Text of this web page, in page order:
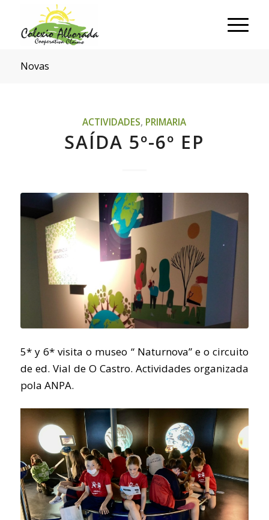
Novas
ACTIVIDADES, PRIMARIA
SAÍDA 5º-6º EP
5* y 6* visita o museo “ Naturnova” e o circuito
de ed. Vial de O Castro. Actividades organizada
pola ANPA.